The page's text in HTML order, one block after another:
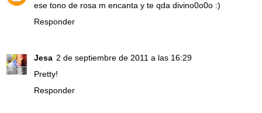
ese tono de rosa m encanta y te qda divino0o0o :)
Responder
Jesa 2 de septiembre de 2011 a las 16:29
Pretty!
Responder